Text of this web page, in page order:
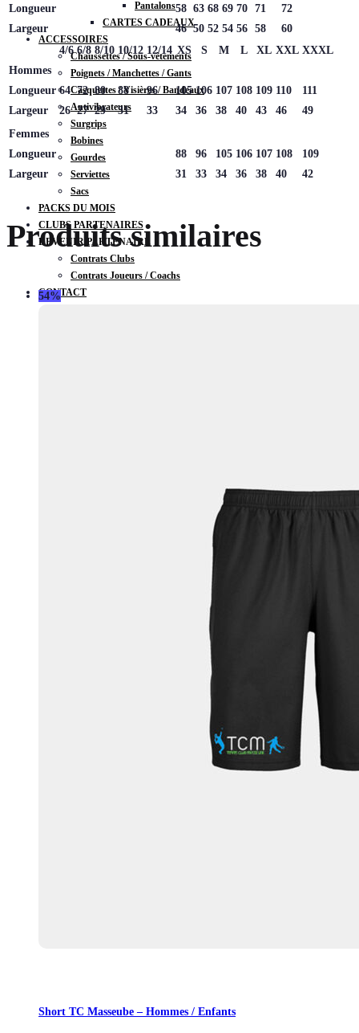
Pantalons
CARTES CADEAUX
ACCESSOIRES
Chaussettes / Sous-vêtements
Poignets / Manchettes / Gants
Casquettes / Visières / Bandeaux
Antivibrateurs
Surgrips
Bobines
Gourdes
Serviettes
Sacs
PACKS DU MOIS
CLUBS PARTENAIRES
DEVENIR PARTENAIRE
Contrats Clubs
Contrats Joueurs / Coachs
CONTACT
Liste de souhaits
Longueur
58 63 68 69 70 71
72
Largeur
46 50 52 54 56 58
60
4/6 6/8 8/10 10/12 12/14 XS S M L XL XXL XXXL
Hommes
Longueur 64 72 80 88 96 105 106 107 108 109 110
111
Largeur
26 27 29 31 33 34 36 38 40 43 46
49
Femmes
Longueur
88 96 105 106 107 108
109
Largeur
31 33 34 36 38 40 42
Produits similaires
54%
Short TC Masseube – Hommes / Enfants